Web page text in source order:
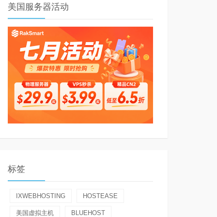
美国服务器活动
标签
IXWEBHOSTING HOSTEASE
美国虚拟主机 BLUEHOST